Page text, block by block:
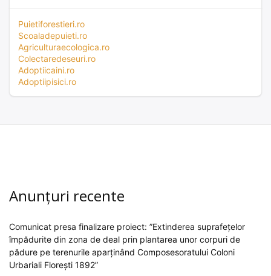
Puietiforestieri.ro
Scoaladepuieti.ro
Agriculturaecologica.ro
Colectaredeseuri.ro
Adoptiicaini.ro
Adoptiipisici.ro
Anunțuri recente
Comunicat presa finalizare proiect: ”Extinderea suprafețelor
împădurite din zona de deal prin plantarea unor corpuri de
pădure pe terenurile aparținând Composesoratului Coloni
Urbariali Florești 1892”